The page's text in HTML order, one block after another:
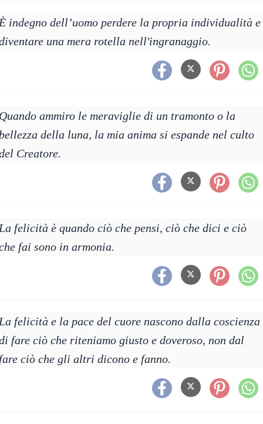
indegno dell’uomo perdere la propria individualità e
una mera rotella nell'ingranaggio.
ammiro le meraviglie di un tramonto o la
della luna, la mia anima si espande nel culto
Creatore.
felicità è quando ciò che pensi, ciò che dici e ciò
fai sono in armonia.
felicità e la pace del cuore nascono dalla coscienza
fare ciò che riteniamo giusto e doveroso, non dal
ciò che gli altri dicono e fanno.